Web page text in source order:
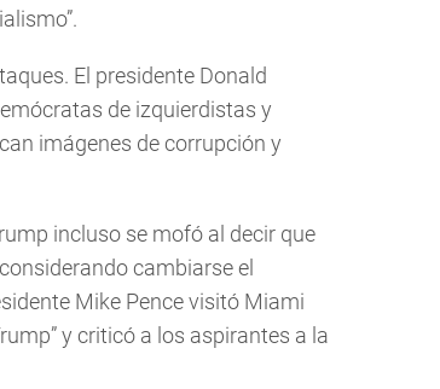
El presidente Donald
de izquierdistas y
imágenes de corrupción y
incluso se mofó al decir que
cambiarse el
Mike Pence visitó Miami
y criticó a los aspirantes a la